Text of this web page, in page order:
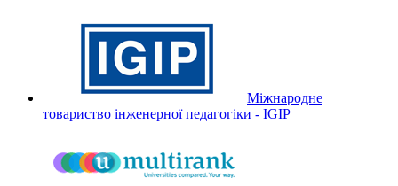
Міжнародне
товариство інженерної педагогіки - IGIP